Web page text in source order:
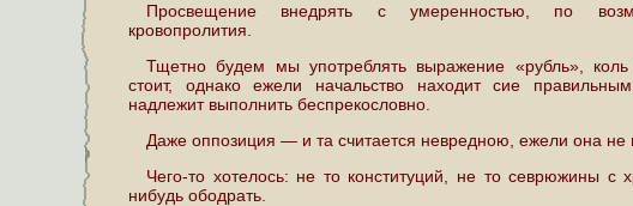
Просвещение внедрять с умеренностью, по
кровопролития.
Тщетно будем мы употреблять выражение «рубль»,
стоит, однако ежели начальство находит сие
надлежит выполнить беспрекословно.
Даже оппозиция — и та считается невредною, ежели она не
Чего-то хотелось: не то конституций, не то севрюжины с
нибудь ободрать.